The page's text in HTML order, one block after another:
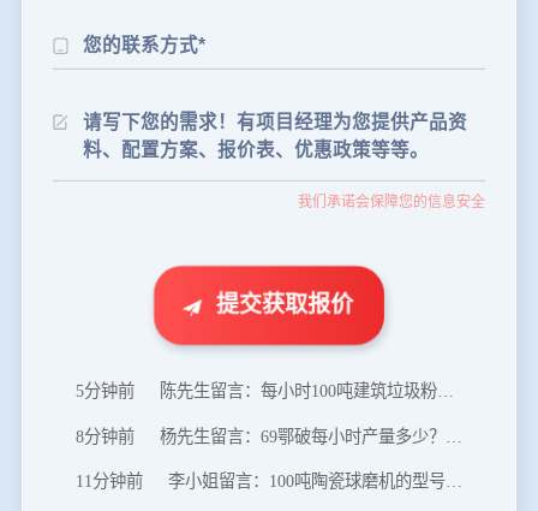
我们承诺会保障您的信息安全
提交获取报价
24分钟前 朱先生留言：制砂机3000吨一套多少钱？
35分钟前 张先生留言：碎石机有几种型号？碎石机械设备一套价格？
武先生留言：年产100万吨机制砂，用什么设备？
王先生留言：建一条石料破碎生产线，规模300吨/小时，提供设备选型和报价。
陈先生留言：每小时100吨建筑垃圾粉碎机？推荐用什么型号？
8分钟前 杨先生留言：69鄂破每小时产量多少？参数和工作视频。
11分钟前 李小姐留言：100吨陶瓷球磨机的型号和参数？
16分钟前 肖先生留言：制砂用球磨机还是棒磨机？每小时100吨价格。